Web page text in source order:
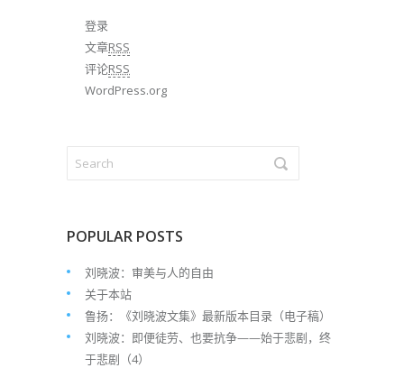
登录
文章RSS
评论RSS
WordPress.org
POPULAR POSTS
刘晓波：审美与人的自由
关于本站
鲁扬：《刘晓波文集》最新版本目录（电子稿）
刘晓波：即便徒劳、也要抗争——始于悲剧，终
于悲剧（4）